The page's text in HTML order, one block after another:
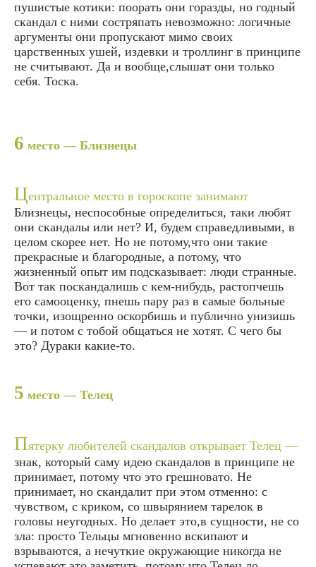
пушистые котики: поорать они горазды, но годный
скандал с ними состряпать невозможно: логичные
аргументы они пропускают мимо своих
царственных ушей, издевки и троллинг в принципе
не считывают. Да и вообще,слышат они только
себя. Тоска.
6 место — Близнецы
Центральное место в гороскопе занимают
Близнецы, неспособные определиться, таки любят
они скандалы или нет? И, будем справедливыми, в
целом скорее нет. Но не потому,что они такие
прекрасные и благородные, а потому, что
жизненный опыт им подсказывает: люди странные.
Вот так поскандалишь с кем-нибудь, растопчешь
его самооценку, пнешь пару раз в самые больные
точки, изощренно оскорбишь и публично унизишь
— и потом с тобой общаться не хотят. С чего бы
это? Дураки какие-то.
5 место — Телец
Пятерку любителей скандалов открывает Телец —
знак, который саму идею скандалов в принципе не
принимает, потому что это грешновато. Не
принимает, но скандалит при этом отменно: с
чувством, с криком, со швырянием тарелок в
головы неугодных. Но делает это,в сущности, не со
зла: просто Тельцы мгновенно вскипают и
взрываются, а нечуткие окружающие никогда не